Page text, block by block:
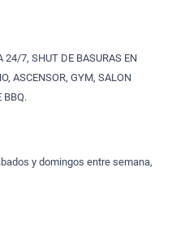
24/7, SHUT DE BASURAS EN
ASCENSOR, GYM, SALON
BBQ.
y domingos entre semana,